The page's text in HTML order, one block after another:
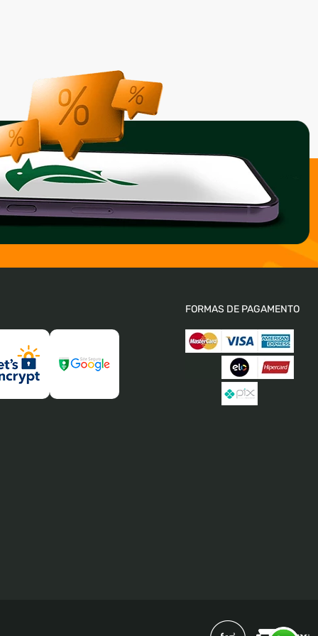
FORMAS DE PAGAMENTO